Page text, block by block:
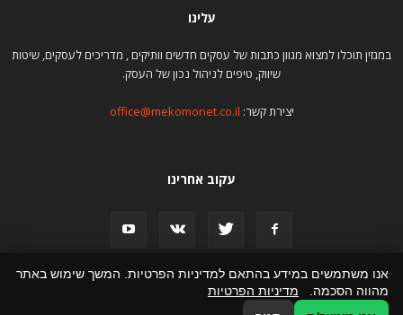
עלינו
במגזין תוכלו למצוא מגוון כתבות של עסקים חדשים וותיקים , מדריכים לעסקים, שיטות
שיווק, טיפים לניהול נכון של העסק.
יצירת קשר: office@mekomonet.co.il
עקוב אחרינו
פרסום כתבות תמיכה הצהרת נגישות
אנו משתמשים במידע בהתאם למדיניות הפרטיות. המשך שימוש באתר
מהווה הסכמה. מדיניות הפרטיות